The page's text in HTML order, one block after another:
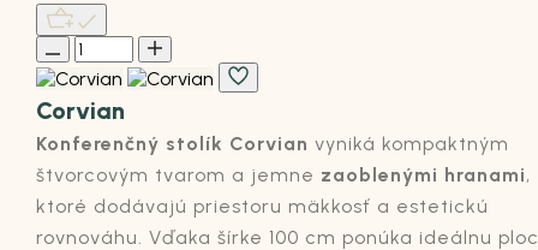
Corvian
Konferenčný stolík Corvian vyniká kompaktným
štvorcovým tvarom a jemne zaoblenými hranami,
ktoré dodávajú priestoru mäkkosť a estetickú
rovnováhu. Vďaka šírke 100 cm ponúka ideálnu